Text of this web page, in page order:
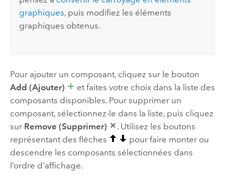
graphiques, puis modifiez les éléments
graphiques obtenus.
Pour ajouter un composant, cliquez sur le bouton
Add (Ajouter)
et faites votre choix dans la liste des
composants disponibles. Pour supprimer un
composant, sélectionnez-le dans la liste, puis cliquez
sur Remove (Supprimer)
. Utilisez les boutons
représentant des flèches
pour faire monter ou
descendre les composants sélectionnées dans
l’ordre d'affichage.